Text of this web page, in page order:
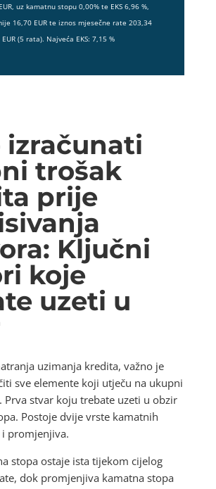
uz kamatnu stopu 0,00% te EKS 6,96 %,
16,70 EUR te iznos mjesečne rate 203,34
EUR (5 rata). Najveća EKS: 7,15 %
izračunati
trošak
prije
Ključni
koje
uzeti u
uzimanja kredita, važno je
sve elemente koji utječu na ukupni
Prva stvar koju trebate uzeti u obzir
Postoje dvije vrste kamatnih
promjenjiva.
stopa ostaje ista tijekom cijelog
dok promjenjiva kamatna stopa